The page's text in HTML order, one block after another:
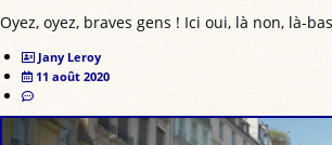
Oyez, oyez, braves gens ! Ici oui, là non, là-
Jany Leroy
11 août 2020